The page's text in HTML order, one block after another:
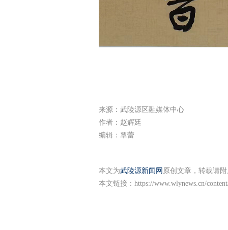
来源：武陵源区融媒体中心
作者：赵辉廷
编辑：覃蕾
本文为武陵源新闻网 原创文章，转载请
本文链接： https://www.wlynews.cn/